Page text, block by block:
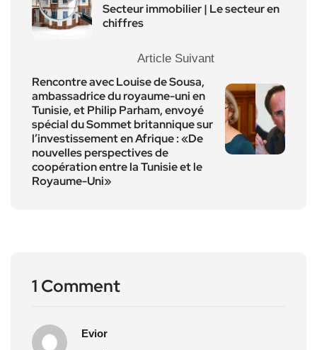
Secteur immobilier | Le secteur en
chiffres
Article Suivant
Rencontre avec Louise de Sousa,
ambassadrice du royaume-uni en
Tunisie, et Philip Parham, envoyé
spécial du Sommet britannique sur
l’investissement en Afrique : «De
nouvelles perspectives de
coopération entre la Tunisie et le
Royaume-Uni»
1 Comment
Evior